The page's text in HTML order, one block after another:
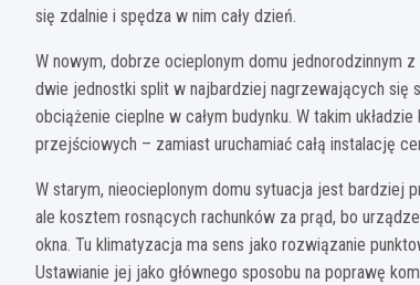
się zdalnie i spędza w nim cały dzień.
W nowym, dobrze ocieplonym domu jednorodzinnym
dwie jednostki split w najbardziej nagrzewających się
obciążenie cieplne w całym budynku. W takim
przejściowych – zamiast uruchamiać całą instalację
W starym, nieocieplonym domu sytuacja jest bardziej
ale kosztem rosnących rachunków za prąd, bo
okna. Tu klimatyzacja ma sens jako rozwiązanie
Ustawianie jej jako głównego sposobu na poprawę